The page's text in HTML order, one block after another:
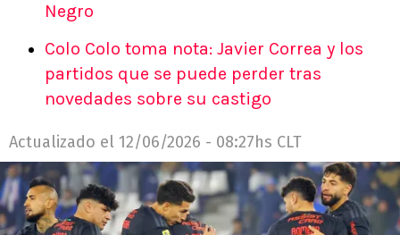
Negro
Colo Colo toma nota: Javier Correa y los
partidos que se puede perder tras
novedades sobre su castigo
Actualizado el 12/06/2026 - 08:27hs CLT